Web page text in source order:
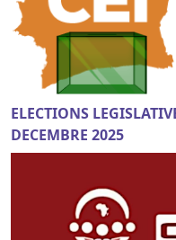
ELECTIONS
DECEMBRE 2025